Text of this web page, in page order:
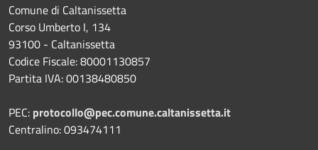
Comune di Caltanissetta
Corso Umberto I, 134
93100 - Caltanissetta
Codice Fiscale: 80001130857
Partita IVA: 00138480850
PEC: protocollo@pec.comune.caltanissetta.it
Centralino: 093474111